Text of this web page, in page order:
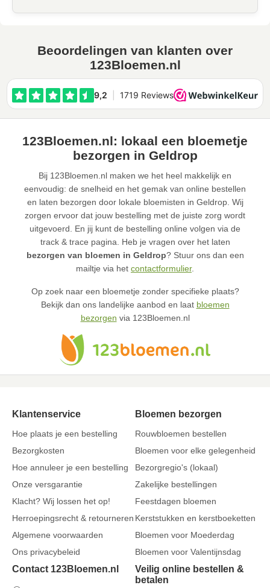
Beoordelingen van klanten over
123Bloemen.nl
123Bloemen.nl: lokaal een bloemetje
bezorgen in Geldrop
Bij 123Bloemen.nl maken we het heel makkelijk en
eenvoudig: de snelheid en het gemak van online bestellen
en laten bezorgen door lokale bloemisten in Geldrop. Wij
zorgen ervoor dat jouw bestelling met de juiste zorg wordt
uitgevoerd. En jij kunt de bestelling online volgen via de
track & trace pagina. Heb je vragen over het laten
bezorgen van bloemen in Geldrop? Stuur ons dan een
mailtje via het contactformulier.
Op zoek naar een bloemetje zonder specifieke plaats?
Bekijk dan ons landelijke aanbod en laat bloemen
bezorgen via 123Bloemen.nl
Klantenservice
Hoe plaats je een bestelling
Bezorgkosten
Hoe annuleer je een bestelling
Onze versgarantie
Klacht? Wij lossen het op!
Herroepingsrecht & retourneren
Algemene voorwaarden
Ons privacybeleid
Bloemen bezorgen
Rouwbloemen bestellen
Bloemen voor elke gelegenheid
Bezorgregio's (lokaal)
Zakelijke bestellingen
Feestdagen bloemen
Kerststukken en kerstboeketten
Bloemen voor Moederdag
Bloemen voor Valentijnsdag
Contact 123Bloemen.nl
Veilig online bestellen &
betalen